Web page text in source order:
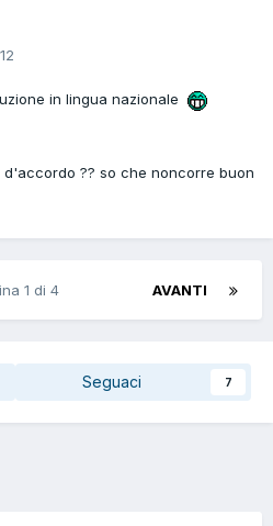
in lingua nazionale
?? so che noncorre buon
AVANTI
1 di 4
Seguaci 7